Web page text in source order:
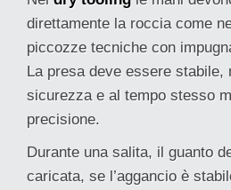
direttamente la roccia come
piccozze tecniche con
La presa deve essere stabile,
sicurezza e al tempo stesso
precisione.
Durante una salita, il guanto
caricata, se l’aggancio è